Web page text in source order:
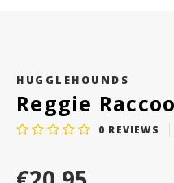
HUGGLEHOUNDS
Reggie
0 REVIEWS